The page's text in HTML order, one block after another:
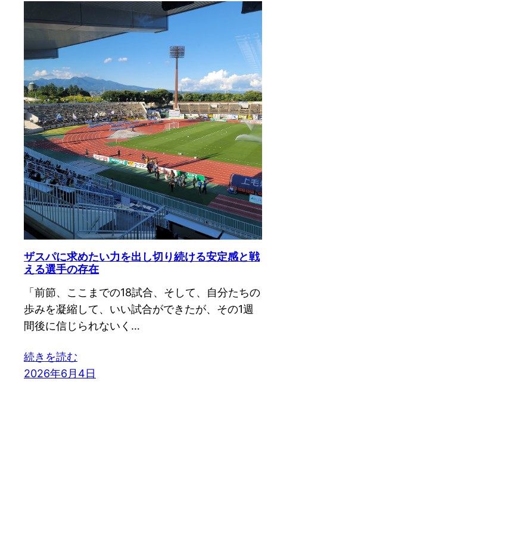
ザスパに求めたい力を出し切り続ける安定感と戦
える選手の存在
「前節、ここまでの18試合、そして、自分たちの
歩みを凝縮して、いい試合ができたが、その1週
間後に信じられないく…
続きを読む
2026年6月4日